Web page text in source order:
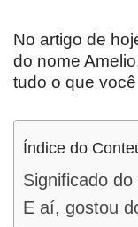
No artigo de
do nome
tudo o que
Índice do
Significado
E aí, gostou